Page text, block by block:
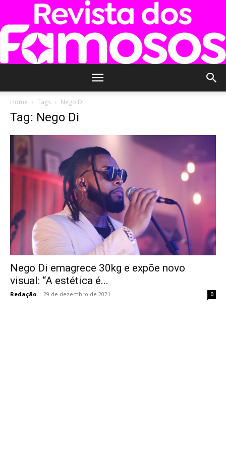
Famosos
Home Tags Nego Di
Tag: Nego Di
Nego Di emagrece 30kg e expõe novo
visual: “A estética é...
Redação - 29 de dezembro de 2021 0